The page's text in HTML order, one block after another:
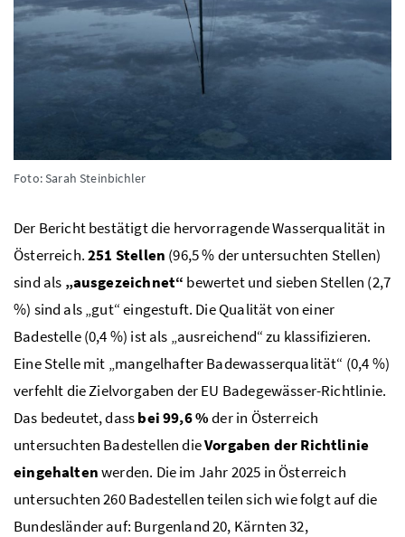
Foto: Sarah Steinbichler
Der Bericht bestätigt die hervorragende Wasserqualität in
Österreich.251 Stellen (96,5%der untersuchten Stellen)
sind als „ausgezeichnet“ bewertet und sieben Stellen (2,7
%) sind als „gut“ eingestuft. Die Qualität von einer
Badestelle (0,4%) ist als „ausreichend“ zu klassifizieren.
Eine Stelle mit „mangelhafter Badewasserqualität“ (0,4%)
verfehlt die Zielvorgaben derEU Badegewässer-Richtlinie.
Das bedeutet, dassbei 99,6%der in Österreich
untersuchten Badestellen dieVorgaben der Richtlinie
eingehaltenwerden. Die im Jahr 2025 in Österreich
untersuchten 260 Badestellen teilen sich wie folgt auf die
Bundesländer auf: Burgenland 20, Kärnten 32,